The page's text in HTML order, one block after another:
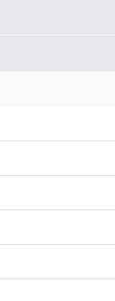
水面部浸泡
種更實用、專用
，但希望能以更
概念——一款專為
式更易為大眾所
造的全流